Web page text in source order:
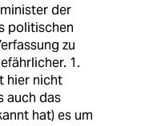
der
politischen
zu
1.
hier nicht
auch das
hat) es um